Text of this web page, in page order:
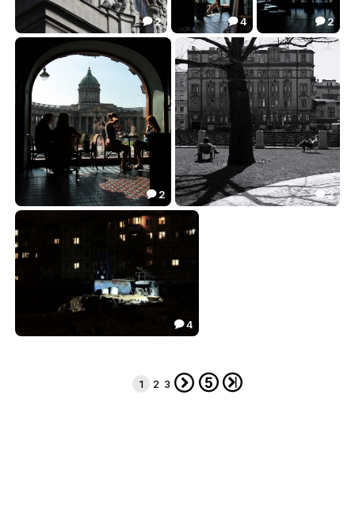
Малыши Карлсона
 2
Wild and free
21.42
 4
Уютные силуэты Дома книги
22.97
 2
Чаепитие с видом на вечность
 2
Взять паузу
 2
 4
1 2 3   